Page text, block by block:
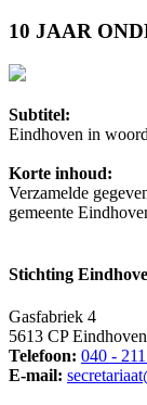
10 JAAR
Subtitel:
Eindhoven in
Korte inhoud:
Verzamelde
gemeente
Stichting
Gasfabriek 4
5613 CP Eindhoven
Telefoon: 040 -
E-mail: